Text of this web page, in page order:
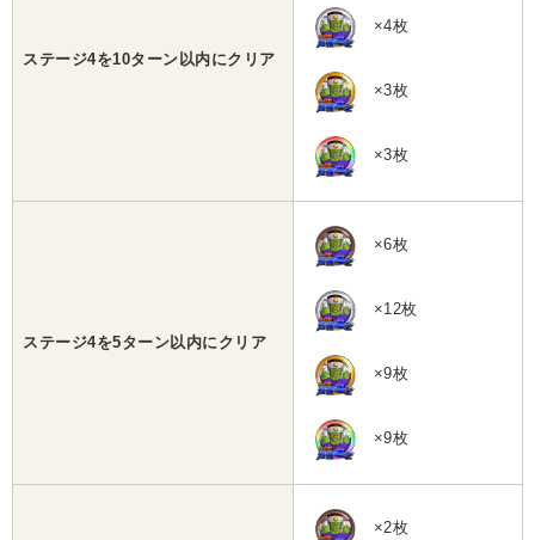
ステージ4を10ターン以内にクリア
×4枚
×3枚
×3枚
ステージ4を5ターン以内にクリア
×6枚
×12枚
×9枚
×9枚
×2枚